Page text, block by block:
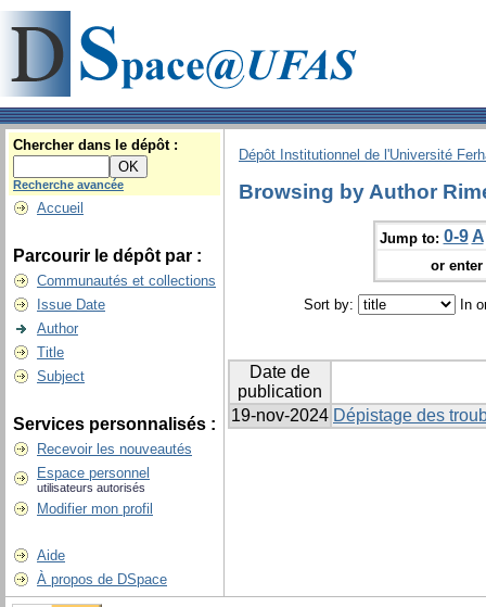
Chercher dans le dépôt :
Recherche avancée
Accueil
Parcourir le dépôt par :
Communautés et collections
Issue Date
Author
Title
Subject
Services personnalisés :
Recevoir les nouveautés
Espace personnel
utilisateurs autorisés
Modifier mon profil
Aide
À propos de DSpace
Dépôt Institutionnel de l'Université
Browsing by Author
Jump to: 0-9 A
or
Sort by: In
Date de
publication
19-nov-2024 Dépistage des